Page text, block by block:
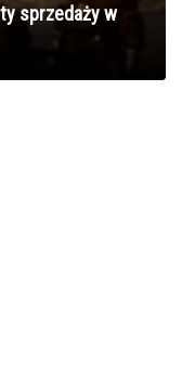
sprzedaży w